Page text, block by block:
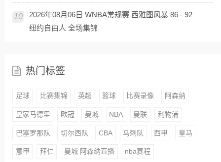
10
2026年08月06日 WNBA常规赛 西雅图风暴 86 - 92
纽约自由人 全场集锦
热门标签
足球 比赛集锦 英超 篮球 比赛录像 阿森纳
皇家马德里 欧冠 曼城 NBA 曼联 利物浦
巴塞罗那队 切尔西队 CBA 马刺队 西甲 皇马
意甲 拜仁 曼城 阿森纳直播 nba赛程